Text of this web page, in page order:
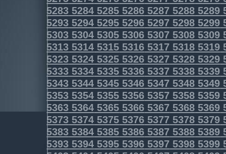
5283 5284 5285 5286 5287 5288 5289
5293 5294 5295 5296 5297 5298 5299
5303 5304 5305 5306 5307 5308 5309
5313 5314 5315 5316 5317 5318 5319
5323 5324 5325 5326 5327 5328 5329
5333 5334 5335 5336 5337 5338 5339
5343 5344 5345 5346 5347 5348 5349
5353 5354 5355 5356 5357 5358 5359
5363 5364 5365 5366 5367 5368 5369
5373 5374 5375 5376 5377 5378 5379
5383 5384 5385 5386 5387 5388 5389
5393 5394 5395 5396 5397 5398 5399